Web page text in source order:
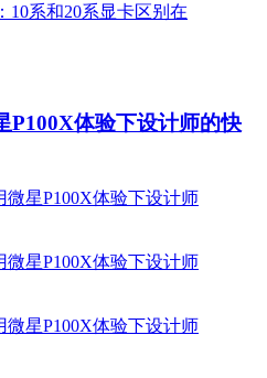
P100X体验下设计师的快